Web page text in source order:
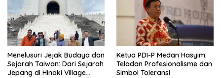
Menelusuri Jejak Budaya dan
Sejarah Taiwan: Dari Sejarah
Jepang di Hinoki Village
Ketua PDI-P Medan Hasyim:
Teladan Profesionalisme dan
Simbol Toleransi